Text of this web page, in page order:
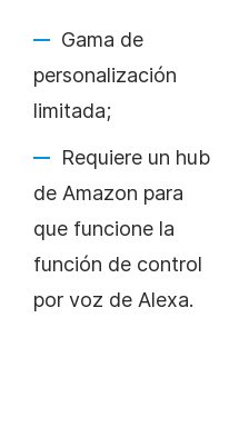
Gama de
personalización
limitada;
Requiere un hub
de Amazon para
que funcione la
función de control
por voz de Alexa.